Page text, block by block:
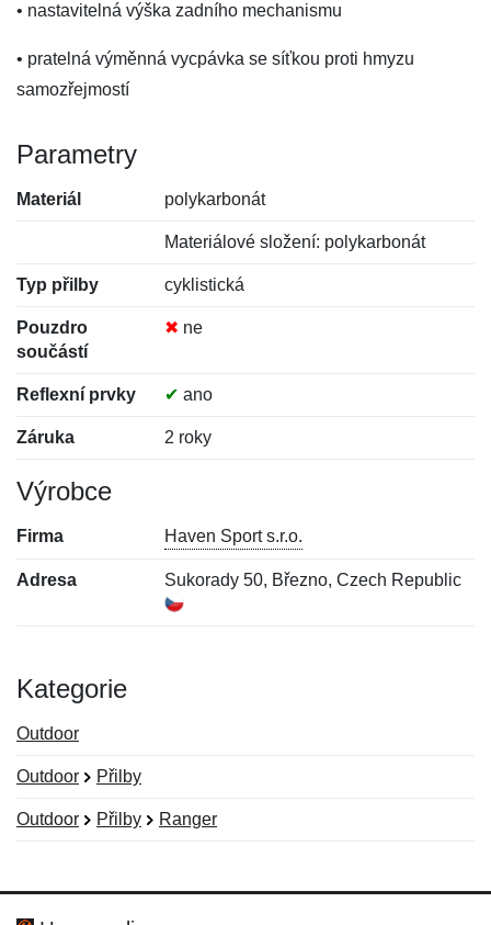
• nastavitelná výška zadního mechanismu
• pratelná výměnná vycpávka se síťkou proti hmyzu
samozřejmostí
Parametry
Materiál polykarbonát
Materiálové složení: polykarbonát
Typ přilby cyklistická
Pouzdro
součástí
✖ ne
Reflexní prvky ✔ ano
Záruka 2 roky
Výrobce
Firma Haven Sport s.r.o.
Adresa Sukorady 50, Březno, Czech Republic
Kategorie
Outdoor
Outdoor Přilby
Outdoor Přilby Ranger
Hodnocení:
Jméno: